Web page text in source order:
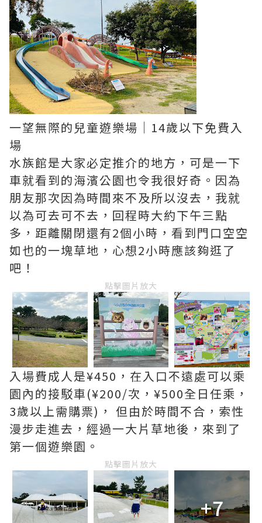
一望無際的兒童遊樂場｜14歲以下免費入
場
水族館是大家必定推介的地方，可是一下
車就看到的海濱公園也令我很好奇。因為
朋友那次因為時間來不及所以沒去，我就
以為可去可不去，回程時大約下午三點
多，距離關閉還有2個小時，看到門口空空
如也的一塊草地，心想2小時應該夠逛了
吧！
點擊圖片放大
入場費成人是¥450，在入口不遠處可以乘
園內的接駁車(¥200/次，¥500全日任乘，
3歲以上需購票)， 但由於時間不合，索性
漫步走進去，經過一大片草地後，來到了
第一個遊樂園。
點擊圖片放大
+7